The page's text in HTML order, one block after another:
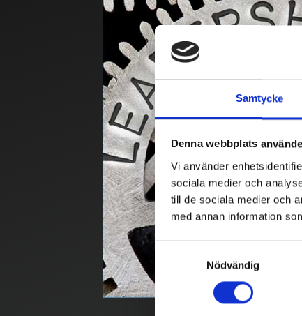
Samtycke
Denna webbplats
Vi använder
sociala medier och
till de sociala medier och
med annan information
Nödvändig